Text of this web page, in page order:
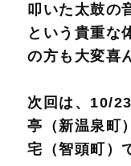
叩いた太鼓の
という貴重な
の方も大変喜
次回は、10/
亭（新温泉町
宅（智頭町）